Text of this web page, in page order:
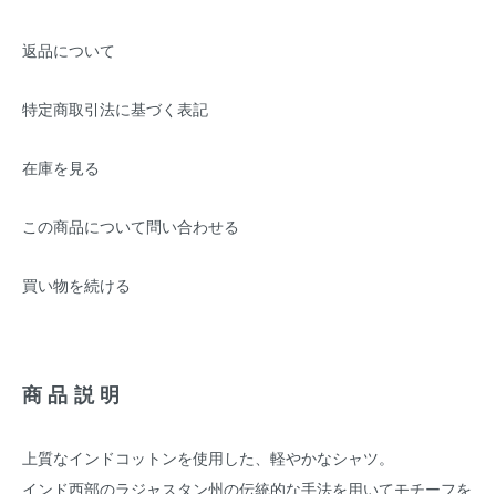
返品について
特定商取引法に基づく表記
在庫を見る
この商品について問い合わせる
買い物を続ける
商品説明
上質なインドコットンを使用した、軽やかなシャツ。
インド西部のラジャスタン州の伝統的な手法を用いてモチーフを